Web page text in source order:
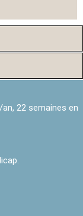
22 semaines en